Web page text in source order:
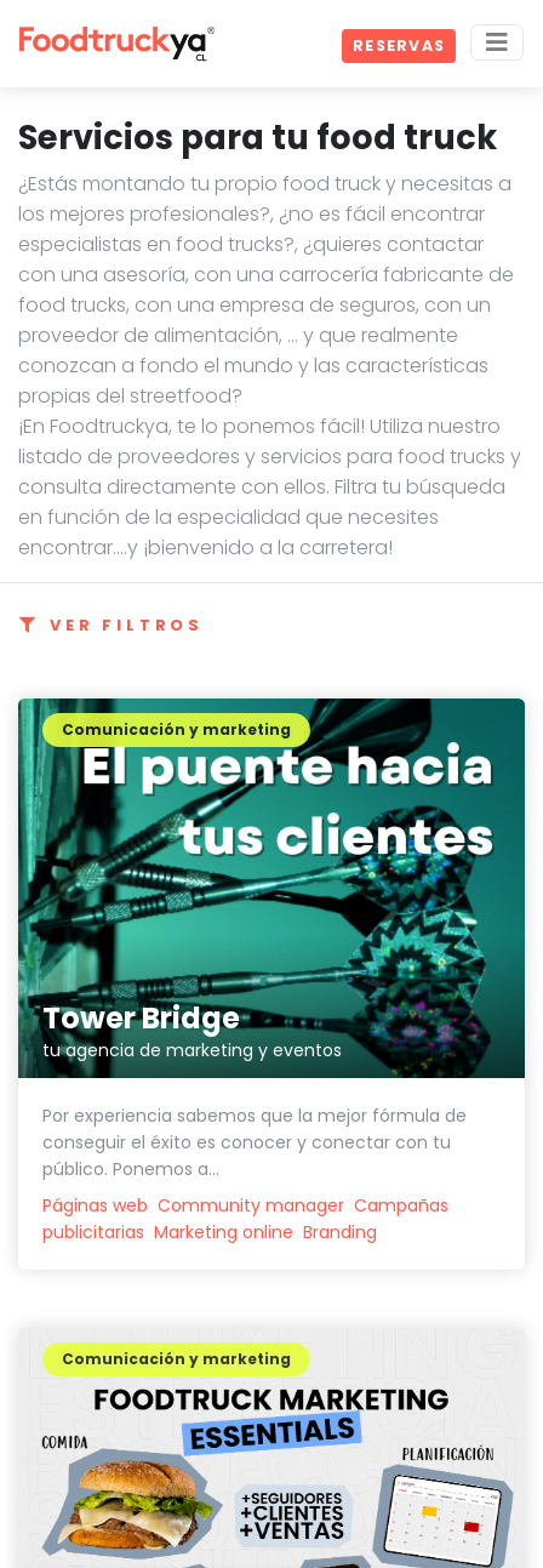
RESERVAS
Servicios para tu food truck
¿Estás montando tu propio food truck y necesitas a
los mejores profesionales?, ¿no es fácil encontrar
especialistas en food trucks?, ¿quieres contactar
con una asesoría, con una carrocería fabricante de
food trucks, con una empresa de seguros, con un
proveedor de alimentación, … y que realmente
conozcan a fondo el mundo y las características
propias del streetfood?
¡En Foodtruckya, te lo ponemos fácil! Utiliza nuestro
listado de proveedores y servicios para food trucks y
consulta directamente con ellos. Filtra tu búsqueda
en función de la especialidad que necesites
encontrar....y ¡bienvenido a la carretera!
VER FILTROS
Tower Bridge
tu agencia de marketing y eventos
Comunicación y marketing
Por experiencia sabemos que la mejor fórmula de
conseguir el éxito es conocer y conectar con tu
público. Ponemos a...
Páginas web Community manager Campañas
publicitarias Marketing online Branding
Comunicación y marketing